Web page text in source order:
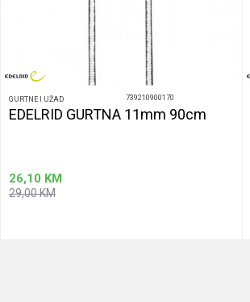
GURTNE I UŽAD 739210900170
EDELRID GURTNA 11mm 90cm
26,10 KM
29,00KM